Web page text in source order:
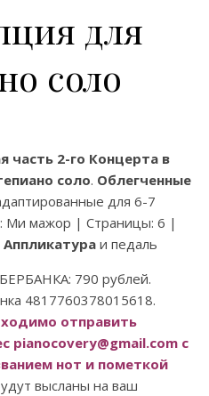
для
соло
часть 2-го Концерта в
соло. Облегченные
для 6-7
Ми мажор | Страницы: 6 |
Аппликатура и педаль
790 рублей.
4817760378015618.
отправить
pianocovery@gmail.com с
нот и пометкой
высланы на ваш